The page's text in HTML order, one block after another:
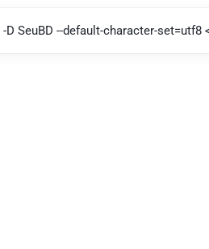
SeuBD --default-character-set=utf8